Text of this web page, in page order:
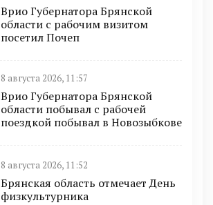
Врио Губернатора Брянской
области с рабочим визитом
посетил Почеп
8 августа 2026, 11:57
Врио Губернатора Брянской
области побывал с рабочей
поездкой побывал в Новозыбкове
8 августа 2026, 11:52
Брянская область отмечает День
физкультурника